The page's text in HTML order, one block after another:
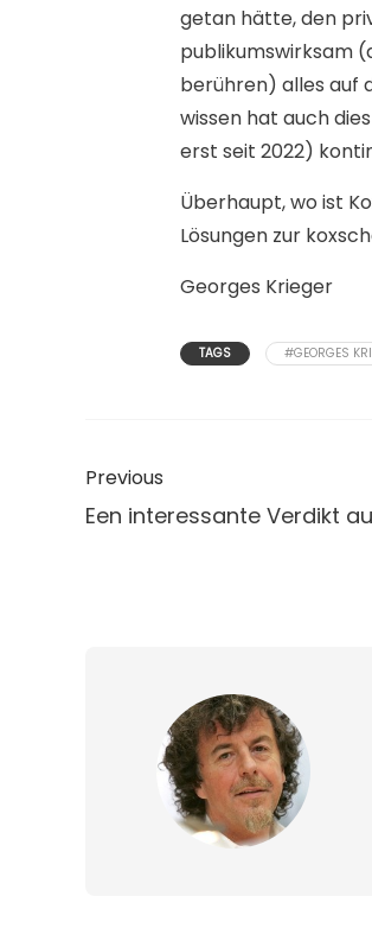
getan hätte, den
publikumswirksam
berühren) alles auf
wissen hat auch
erst seit 2022)
Überhaupt, wo ist
Lösungen zur
Georges Krieger
TAGS #GEORGES
Previous
Een interessante Verdikt